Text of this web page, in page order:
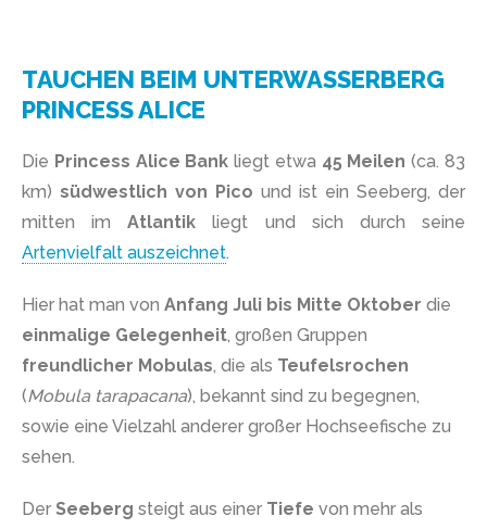
TAUCHEN BEIM UNTERWASSERBERG
PRINCESS ALICE
Die Princess Alice Bank liegt etwa 45 Meilen (ca. 83
km) südwestlich von Pico und ist ein Seeberg, der
mitten imAtlantik liegt und sich durch seine
Artenvielfalt auszeichnet.
Hier hat man von Anfang Juli bis Mitte Oktober die
einmalige Gelegenheit, großen Gruppen
freundlicher Mobulas, die als Teufelsrochen
(Mobula tarapacana), bekannt sind zu begegnen,
sowie eine Vielzahl anderer großer Hochseefische zu
sehen.
Der Seeberg steigt aus einer Tiefe von mehr als